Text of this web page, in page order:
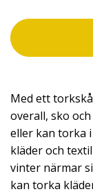
Med ett
overall, sko
eller kan torka
kläder och
vinter närmar
kan torka